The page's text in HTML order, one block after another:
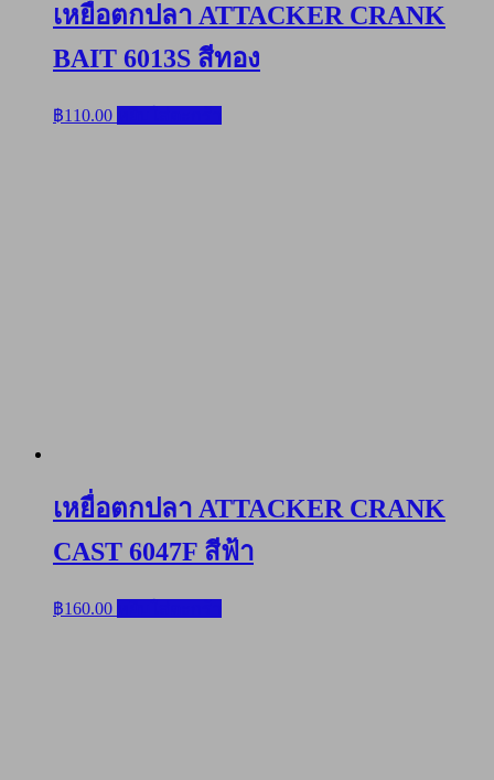
เหยื่อตกปลา ATTACKER CRANK
BAIT 6013S สีทอง
฿110.00
เหยื่อตกปลา ATTACKER CRANK
CAST 6047F สีฟ้า
฿160.00